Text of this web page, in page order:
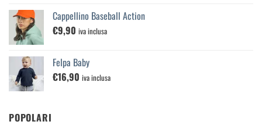
Cappellino Baseball Action
€9,90 iva inclusa
Felpa Baby
€16,90 iva inclusa
POPOLARI